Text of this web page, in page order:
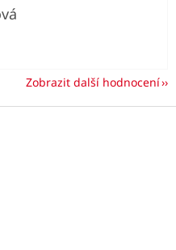
je 5 z 5 hvězdiček.
Zobrazit další hodnocení